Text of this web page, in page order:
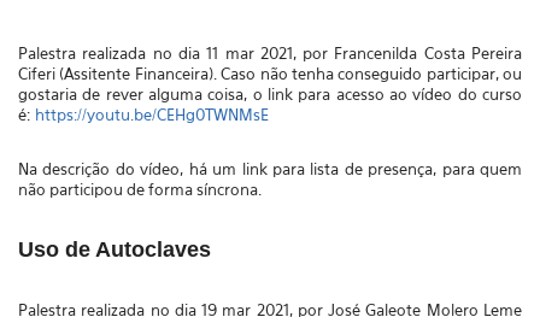
Palestra realizada no dia 11 mar 2021, por Francenilda Costa Pereira
Ciferi (Assitente Financeira). Caso não tenha conseguido participar, ou
gostaria de rever alguma coisa, o link para acesso ao vídeo do curso
é: https://youtu.be/CEHg0TWNMsE
Na descrição do vídeo, há um link para lista de presença, para quem
não participou de forma síncrona.
Uso de Autoclaves
Palestra realizada no dia 19 mar 2021, por José Galeote Molero Leme